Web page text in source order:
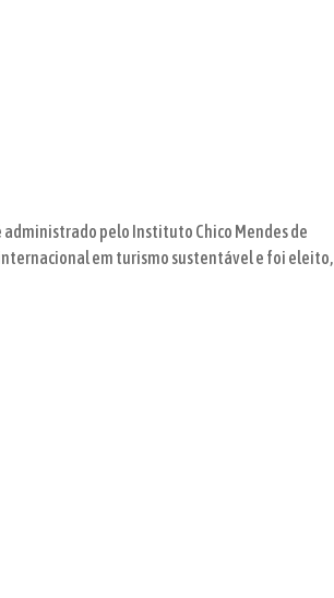
administrado pelo Instituto Chico Mendes de
em turismo sustentável e foi eleito,